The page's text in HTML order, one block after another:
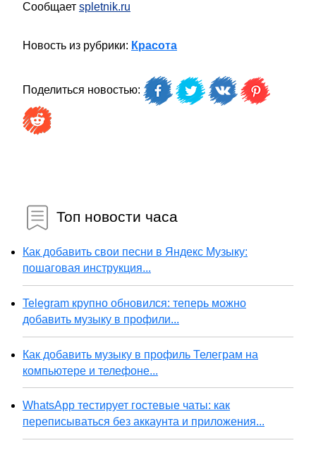
Сообщает spletnik.ru
Новость из рубрики: Красота
Поделиться новостью:
Топ новости часа
Как добавить свои песни в Яндекс Музыку:
пошаговая инструкция...
Telegram крупно обновился: теперь можно
добавить музыку в профили...
Как добавить музыку в профиль Телеграм на
компьютере и телефоне...
WhatsApp тестирует гостевые чаты: как
переписываться без аккаунта и приложения...